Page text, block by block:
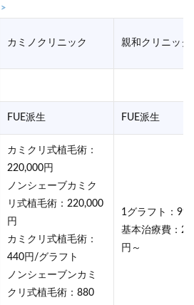
カミノクリニック 親和クリニック
FUE派生 FUE派生
カミクリ式植毛術：
220,000円
ノンシェーブカミク
リ式植毛術：220,000
円
カミクリ式植毛術：
440円/グラフト
ノンシェーブンカミ
クリ式植毛術：880
1グラフト：
基本治療費：
円～